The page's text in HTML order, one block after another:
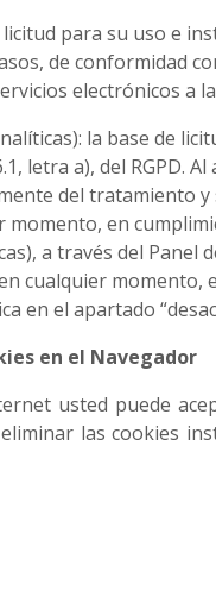
licitud para su uso e
de conformidad
electrónicos a
la base de
letra a), del RGPD.
del tratamiento
en
a través del
cualquier momento,
en el apartado
en el Navegador
usted puede
las cookies